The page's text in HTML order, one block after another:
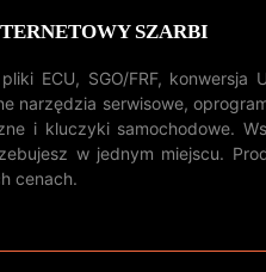
SZARBI
ECU, SGO/FRF, konwersja
narzędzia serwisowe,
i kluczyki samochodowe.
w jednym miejscu.
cenach.